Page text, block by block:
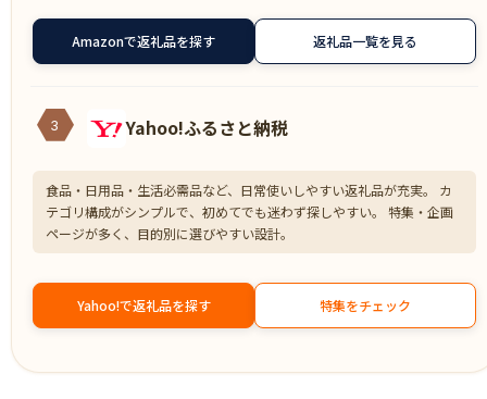
Amazonで返礼品を探す 返礼品一覧を見る
3 Yahoo!ふるさと納税
食品・日用品・生活必需品など、日常使いしやすい返礼品が充実。 カ
テゴリ構成がシンプルで、初めてでも迷わず探しやすい。 特集・企画
ページが多く、目的別に選びやすい設計。
Yahoo!で返礼品を探す 特集をチェック